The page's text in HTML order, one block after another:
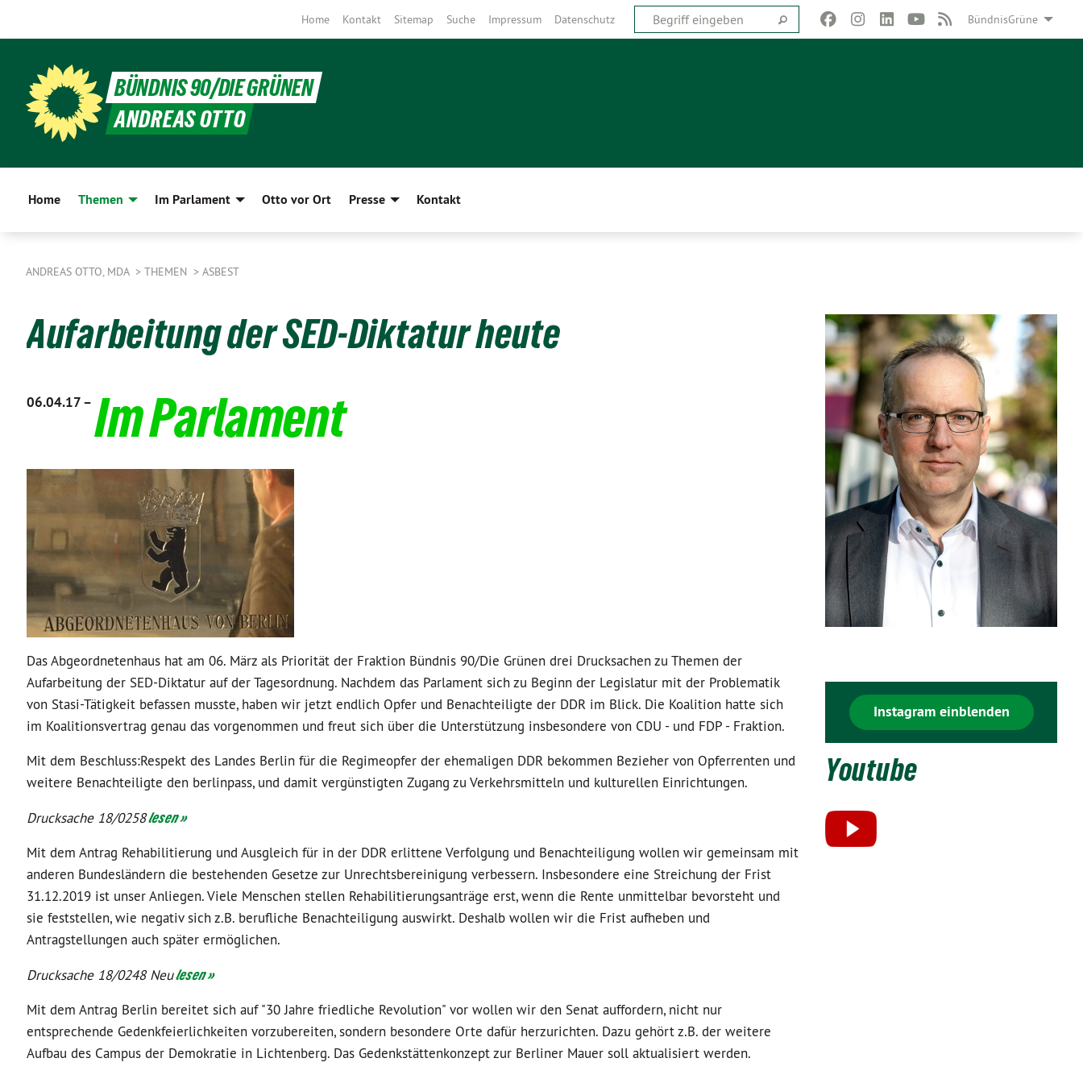
BündnisGrüne
Home Kontakt Sitemap Suche Impressum Datenschutz
BÜNDNIS 90/DIE GRÜNEN
ANDREAS OTTO
Home Themen Im Parlament Otto vor Ort Presse Kontakt
ANDREAS OTTO, MDA THEMEN ASBEST
Aufarbeitung der SED-Diktatur heute
06.04.17 – Im Parlament
Das Abgeordnetenhaus hat am 06. März als Priorität der Fraktion Bündnis 90/Die Grünen drei Drucksachen zu Themen der
Aufarbeitung der SED-Diktatur auf der Tagesordnung. Nachdem das Parlament sich zu Beginn der Legislatur mit der Problematik
von Stasi-Tätigkeit befassen musste, haben wir jetzt endlich Opfer und Benachteiligte der DDR im Blick. Die Koalition hatte sich
im Koalitionsvertrag genau das vorgenommen und freut sich über die Unterstützung insbesondere von CDU - und FDP - Fraktion.
Mit dem Beschluss:Respekt des Landes Berlin für die Regimeopfer der ehemaligen DDR bekommen Bezieher von Opferrenten und
weitere Benachteiligte den berlinpass, und damit vergünstigten Zugang zu Verkehrsmitteln und kulturellen Einrichtungen.
Drucksache 18/0258lesen »
Mit dem Antrag Rehabilitierung und Ausgleich für in der DDR erlittene Verfolgung und Benachteiligung wollen wir gemeinsam mit
anderen Bundesländern die bestehenden Gesetze zur Unrechtsbereinigung verbessern. Insbesondere eine Streichung der Frist
31.12.2019 ist unser Anliegen. Viele Menschen stellen Rehabilitierungsanträge erst, wenn die Rente unmittelbar bevorsteht und
sie feststellen, wie negativ sich z.B. berufliche Benachteiligung auswirkt. Deshalb wollen wir die Frist aufheben und
Antragstellungen auch später ermöglichen.
Drucksache 18/0248 Neulesen »
Mit dem Antrag Berlin bereitet sich auf "30 Jahre friedliche Revolution" vor wollen wir den Senat auffordern, nicht nur
entsprechende Gedenkfeierlichkeiten vorzubereiten, sondern besondere Orte dafür herzurichten. Dazu gehört z.B. der weitere
Aufbau des Campus der Demokratie in Lichtenberg. Das Gedenkstättenkonzept zur Berliner Mauer soll aktualisiert werden.
Instagram einblenden
Youtube